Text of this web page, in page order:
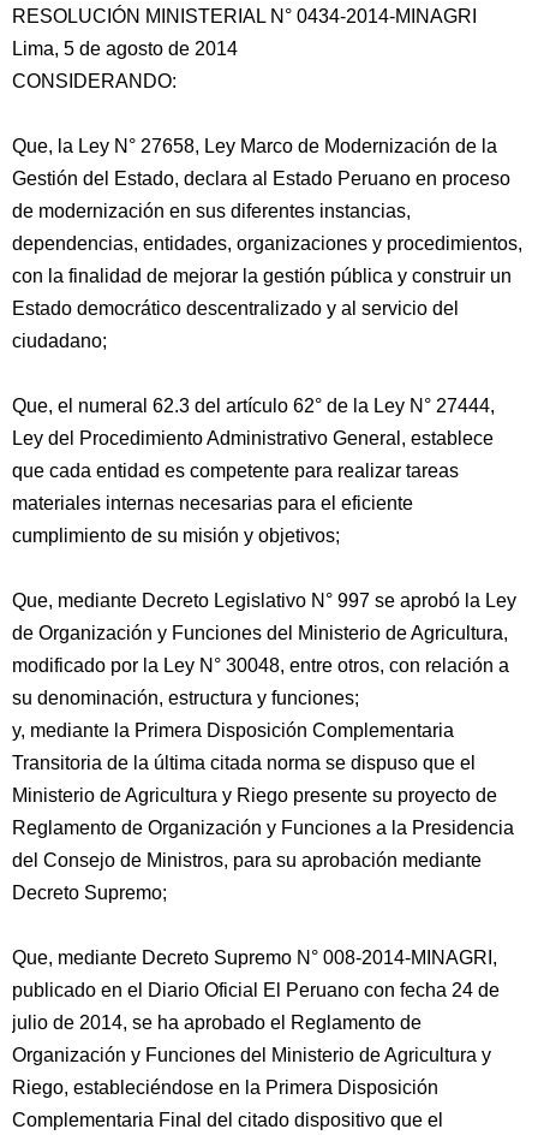
RESOLUCIÓN MINISTERIAL N° 0434-2014-MINAGRI
Lima, 5 de agosto de 2014
CONSIDERANDO:
Que, la Ley N° 27658, Ley Marco de Modernización de la
Gestión del Estado, declara al Estado Peruano en proceso
de modernización en sus diferentes instancias,
dependencias, entidades, organizaciones y procedimientos,
con la finalidad de mejorar la gestión pública y construir un
Estado democrático descentralizado y al servicio del
ciudadano;
Que, el numeral 62.3 del artículo 62° de la Ley N° 27444,
Ley del Procedimiento Administrativo General, establece
que cada entidad es competente para realizar tareas
materiales internas necesarias para el eficiente
cumplimiento de su misión y objetivos;
Que, mediante Decreto Legislativo N° 997 se aprobó la Ley
de Organización y Funciones del Ministerio de Agricultura,
modificado por la Ley N° 30048, entre otros, con relación a
su denominación, estructura y funciones;
y, mediante la Primera Disposición Complementaria
Transitoria de la última citada norma se dispuso que el
Ministerio de Agricultura y Riego presente su proyecto de
Reglamento de Organización y Funciones a la Presidencia
del Consejo de Ministros, para su aprobación mediante
Decreto Supremo;
Que, mediante Decreto Supremo N° 008-2014-MINAGRI,
publicado en el Diario Oficial El Peruano con fecha 24 de
julio de 2014, se ha aprobado el Reglamento de
Organización y Funciones del Ministerio de Agricultura y
Riego, estableciéndose en la Primera Disposición
Complementaria Final del citado dispositivo que el